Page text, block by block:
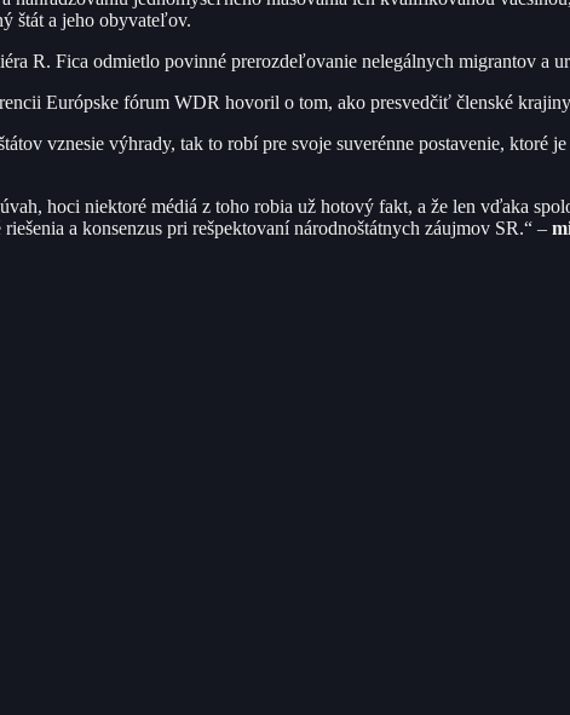
štát a jeho obyvateľov.
R. Fica odmietlo povinné prerozdeľovanie nelegálnych migrantov a
Európske fórum WDR hovoril o tom, ako presvedčiť členské
vznesie výhrady, tak to robí pre svoje suverénne postavenie,
hoci niektoré médiá z toho robia už hotový fakt, a že len vďaka
a konsenzus pri rešpektovaní národnoštátnych záujmov SR.“ –